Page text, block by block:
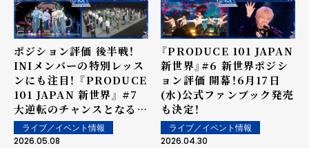
ポジション評価 後半戦！
INIメンバーの特別レッス
ンにも注目！ 『PRODUCE
101 JAPAN 新世界』 #7
大逆転のチャンスとなるベ
ネフィットの行方は！？
ライブ／イベント情報
2026.05.08
『PRODUCE 101 JAPAN
新世界』#6 新世界ポジシ
ョン評価 開幕！6月17日
(水)公式ファンブック発売
も決定！
ライブ／イベント情報
2026.04.30